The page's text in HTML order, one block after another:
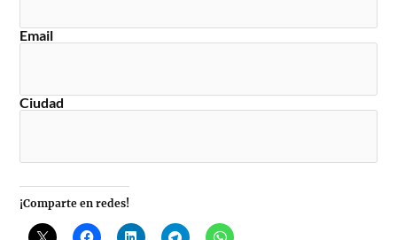
Email
Ciudad
¡Comparte en redes!